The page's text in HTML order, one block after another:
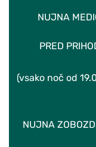
NUJNA
PRED
(vsako noč od
NUJNA